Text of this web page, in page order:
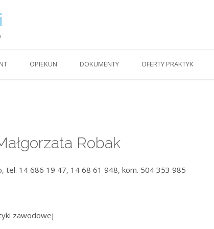
OPIEKUN DOKUMENTY OFERTY PRAKTYK
Robak
tel. 14 686 19 47, 14 68 61 948, kom. 504 353 985
zawodowej